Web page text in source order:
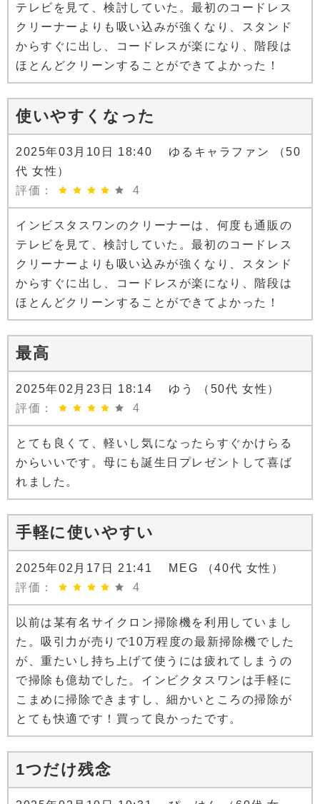
テレビを見て、検討していた。最初のコードレス
クリーナーよりも吸い込みが強くなり、スタンド
からすぐに出し、コードレスが楽になり、階段は
ほとんどクリーンすることができてよかった！
使いやすくなった
2025年03月10日 18:40 ゆるキャラファン （50
代 女性）
評価：
4
インビスタスワンのクリーナーは、何度も通販の
テレビを見て、検討していた。最初のコードレス
クリーナーよりも吸い込みが強くなり、スタンド
からすぐに出し、コードレスが楽になり、階段は
ほとんどクリーンすることができてよかった！
最高
2025年02月23日 18:14 ゆう （50代 女性）
評価：
4
とても良くて、軽いし気になったらすぐかけらる
からいいです。母にも誕生日プレゼントして喜ば
れました。
手軽に使いやすい
2025年02月17日 21:41 MEG （40代 女性）
評価：
4
以前は某有名サイクロン掃除機を利用していまし
た。吸引力が売りで10万程度の最新掃除機でした
が、重たいし持ち上げて使うには疲れてしまうの
で掃除も億劫でした。インビクタスワンは手軽に
こまめに掃除できますし、細かいところの掃除が
とても快適です！買って良かったです。
1つだけ残念